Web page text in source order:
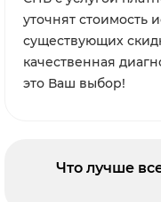
уточнят стоимость
существующих
качественная
это Ваш выбор!
Что лучше